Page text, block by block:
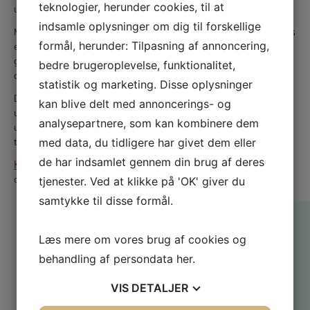
ude og inde, på tagsten og på trækonstruktioner.
Med jævne mellemrum er det nødvendigt at tag og kviste ses
efter for skader og utætheder. Vi tilbyder derfor en grundig
gennemgang af taget, så små problemer bliver opdaget, før
de bliver til store skader.
Det er et arbejde, som vores håndværkere er vant til at
udføre. Derfor kan de sørge for en hurtig og effektiv
udbedring, når de under en gennemgang opdager skader på
taget.
Kontakt osfor at høre mere om vores tilbud om tagservice
og tagreparat
Firmanavn
teknologier, herunder cookies, til at
indsamle oplysninger om dig til forskellige
formål, herunder: Tilpasning af annoncering,
bedre brugeroplevelse, funktionalitet,
statistik og marketing. Disse oplysninger
kan blive delt med annoncerings- og
analysepartnere, som kan kombinere dem
med data, du tidligere har givet dem eller
de har indsamlet gennem din brug af deres
tjenester. Ved at klikke på 'OK' giver du
samtykke til disse formål.
Læs mere om vores brug af cookies og
behandling af persondata her.
VIS DETALJER